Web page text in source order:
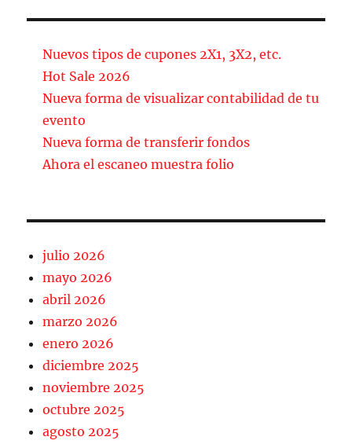
b
o
o
k
a
ir
Nuevos tipos de cupones 2X1, 3X2, etc.
Hot Sale 2026
Nueva forma de visualizar contabilidad de tu
evento
Nueva forma de transferir fondos
Ahora el escaneo muestra folio
julio 2026
mayo 2026
abril 2026
marzo 2026
enero 2026
diciembre 2025
noviembre 2025
octubre 2025
agosto 2025